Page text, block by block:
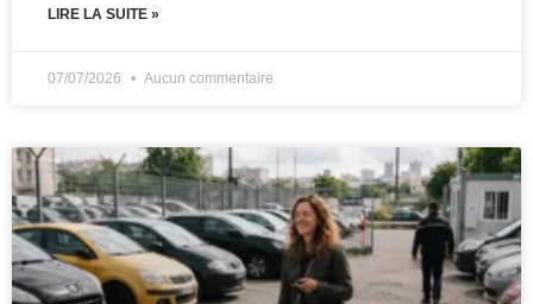
LIRE LA SUITE »
07/07/2026 Aucun commentaire